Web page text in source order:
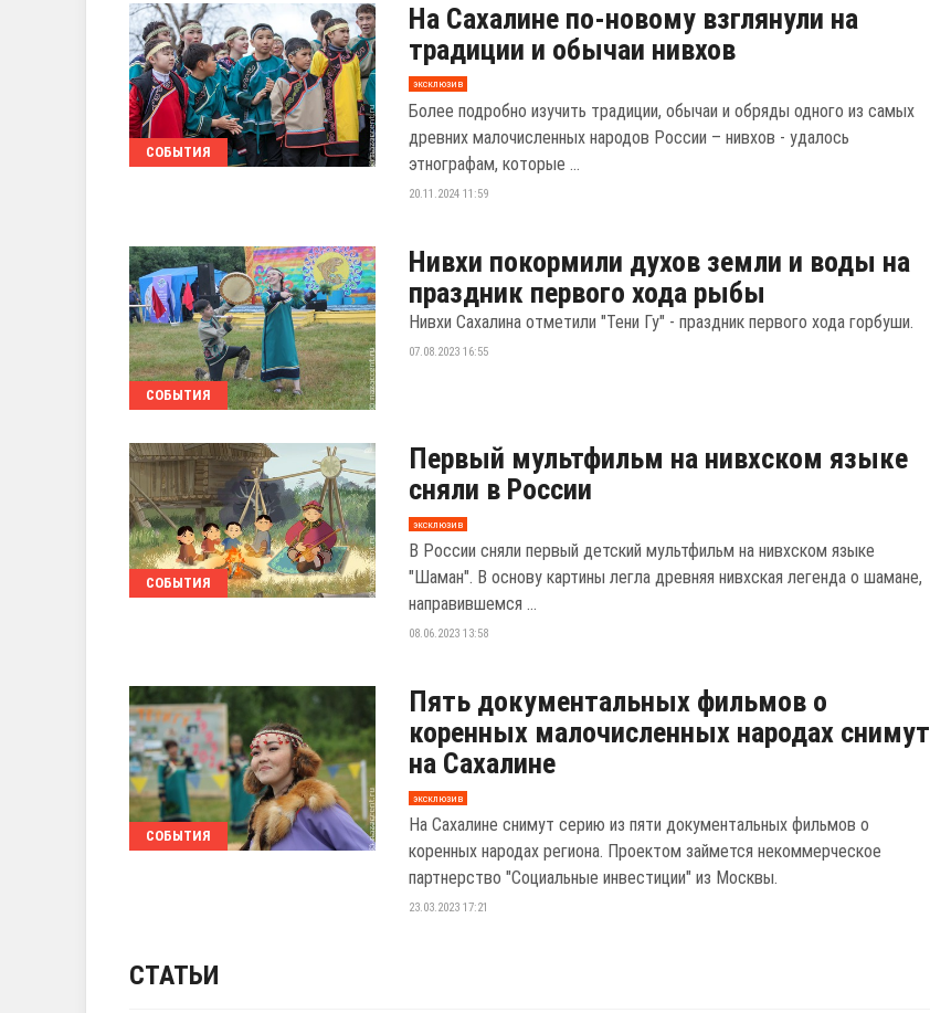
СОБЫТИЯ
На Сахалине по-новому взглянули на
традиции и обычаи нивхов
эксклюзив
Более подробно изучить традиции, обычаи и обряды одного из самых
древних малочисленных народов России – нивхов - удалось
этнографам, которые ...
20.11.2024 11:59
СОБЫТИЯ
Нивхи покормили духов земли и воды на
праздник первого хода рыбы
Нивхи Сахалина отметили "Тени Гу" - праздник первого хода горбуши.
07.08.2023 16:55
СОБЫТИЯ
Первый мультфильм на нивхском языке
сняли в России
эксклюзив
В России сняли первый детский мультфильм на нивхском языке
"Шаман". В основу картины легла древняя нивхская легенда о шамане,
направившемся ...
08.06.2023 13:58
СОБЫТИЯ
Пять документальных фильмов о
коренных малочисленных народах снимут
на Сахалине
эксклюзив
На Сахалине снимут серию из пяти документальных фильмов о
коренных народах региона. Проектом займется некоммерческое
партнерство "Социальные инвестиции" из Москвы.
23.03.2023 17:21
СТАТЬИ